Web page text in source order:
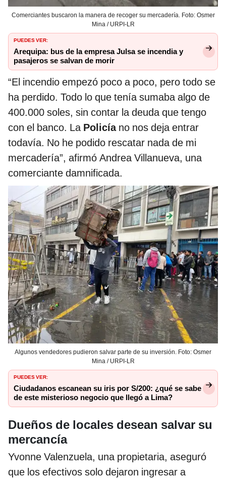
Comerciantes buscaron la manera de recoger su mercadería. Foto: Osmer
Mina / URPI-LR
PUEDES VER:
Arequipa: bus de la empresa Julsa se incendia y
pasajeros se salvan de morir
“El incendio empezó poco a poco, pero todo se
ha perdido. Todo lo que tenía sumaba algo de
400.000 soles, sin contar la deuda que tengo
con el banco. La Policía no nos deja entrar
todavía. No he podido rescatar nada de mi
mercadería”, afirmó Andrea Villanueva, una
comerciante damnificada.
Algunos vendedores pudieron salvar parte de su inversión. Foto: Osmer
Mina / URPI-LR
PUEDES VER:
Ciudadanos escanean su iris por S/200: ¿qué se sabe
de este misterioso negocio que llegó a Lima?
Dueños de locales desean salvar su
mercancía
Yvonne Valenzuela, una propietaria, aseguró
que los efectivos solo dejaron ingresar a